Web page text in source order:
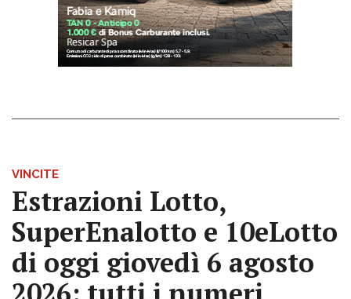
VINCITE
Estrazioni Lotto,
SuperEnalotto e 10eLotto
di oggi giovedì 6 agosto